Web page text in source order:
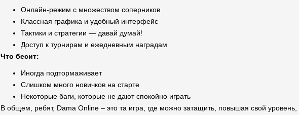
Онлайн-режим с множеством соперников
Классная графика и удобный интерфейс
Тактики и стратегии — давай думай!
Доступ к турнирам и ежедневным наградам
Что бесит:
Иногда подтормаживает
Слишком много новичков на старте
Некоторые баги, которые не дают спокойно играть
В общем, ребят, Dama Online – это та игра, где можно затащить, повышая свой